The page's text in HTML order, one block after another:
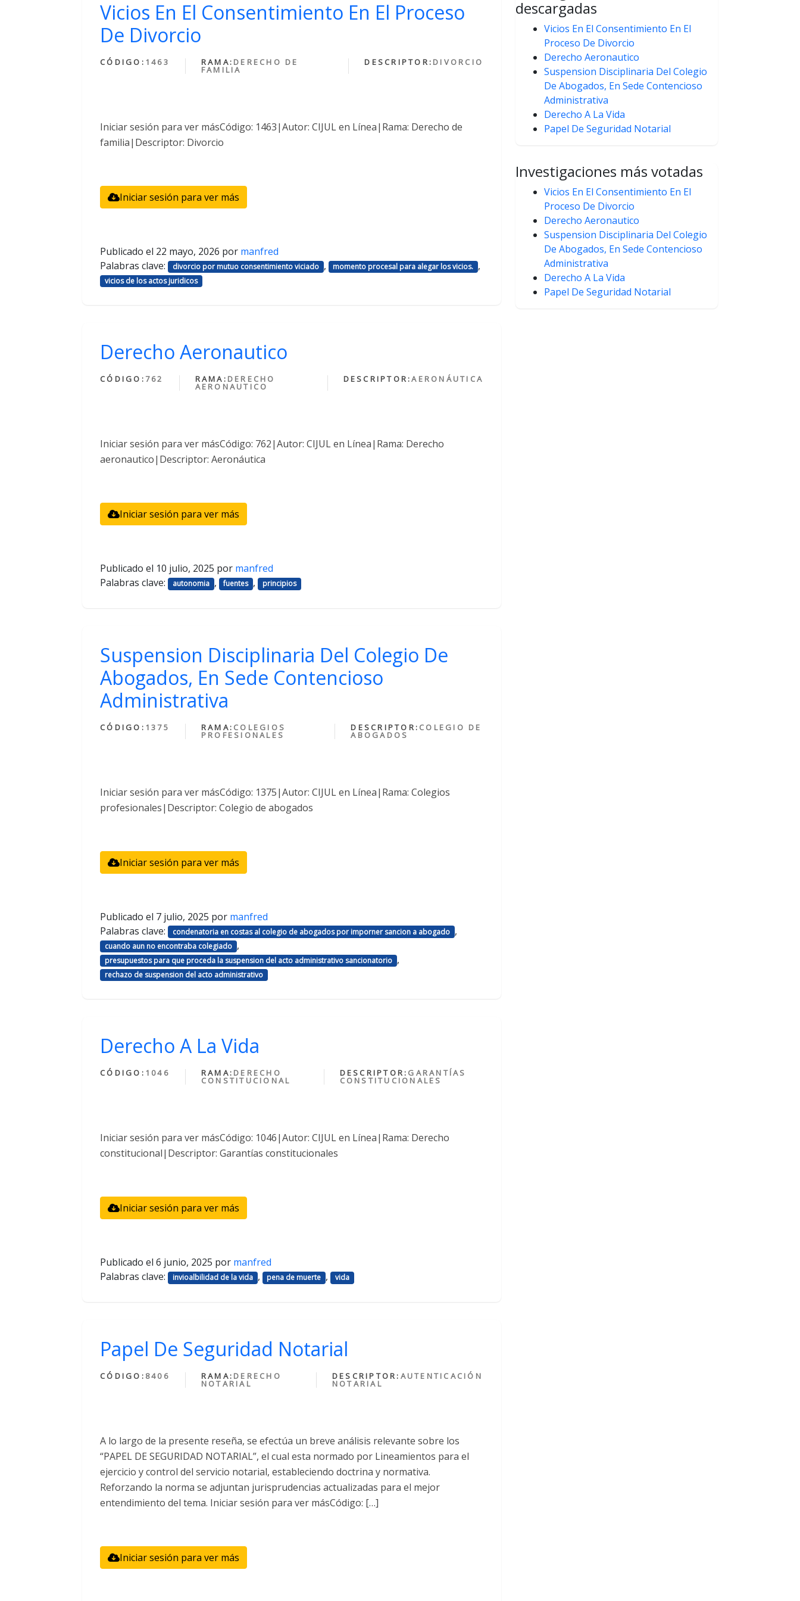
Vicios En El Consentimiento En El Proceso
De Divorcio
CÓDIGO: 1463 RAMA: DERECHO DE
FAMILIA
DESCRIPTOR: DIVORCIO
Iniciar sesión para ver másCódigo: 1463|Autor: CIJUL en Línea|Rama: Derecho de
familia|Descriptor: Divorcio
Iniciar sesión para ver más
Publicado el 22 mayo, 2026 por manfred
Palabras clave:
divorcio por mutuo consentimiento viciado , momento procesal para alegar los vicios. ,
vicios de los actos juridicos
Derecho Aeronautico
CÓDIGO: 762 RAMA: DERECHO
AERONAUTICO
DESCRIPTOR:AERONÁUTICA
Iniciar sesión para ver másCódigo: 762|Autor: CIJUL en Línea|Rama: Derecho
aeronautico|Descriptor: Aeronáutica
Iniciar sesión para ver más
Publicado el 10 julio, 2025 por manfred
Palabras clave:
autonomia , fuentes , principios
Suspension Disciplinaria Del Colegio De
Abogados, En Sede Contencioso
Administrativa
CÓDIGO: 1375 RAMA: COLEGIOS
PROFESIONALES
DESCRIPTOR: COLEGIO DE
ABOGADOS
Iniciar sesión para ver másCódigo: 1375|Autor: CIJUL en Línea|Rama: Colegios
profesionales|Descriptor: Colegio de abogados
Iniciar sesión para ver más
Publicado el 7 julio, 2025 por manfred
Palabras clave:
condenatoria en costas al colegio de abogados por imporner sancion a abogado ,
cuando aun no encontraba colegiado ,
presupuestos para que proceda la suspension del acto administrativo sancionatorio ,
rechazo de suspension del acto administrativo
Derecho A La Vida
CÓDIGO: 1046 RAMA: DERECHO
CONSTITUCIONAL
DESCRIPTOR: GARANTÍAS
CONSTITUCIONALES
Iniciar sesión para ver másCódigo: 1046|Autor: CIJUL en Línea|Rama: Derecho
constitucional|Descriptor: Garantías constitucionales
Iniciar sesión para ver más
Publicado el 6 junio, 2025 por manfred
Palabras clave:
invioalbilidad de la vida , pena de muerte , vida
Papel De Seguridad Notarial
CÓDIGO: 8406 RAMA: DERECHO
NOTARIAL
DESCRIPTOR: AUTENTICACIÓN
NOTARIAL
A lo largo de la presente reseña, se efectúa un breve análisis relevante sobre los
“PAPEL DE SEGURIDAD NOTARIAL”, el cual esta normado por Lineamientos para el
ejercicio y control del servicio notarial, estableciendo doctrina y normativa.
Reforzando la norma se adjuntan jurisprudencias actualizadas para el mejor
entendimiento del tema. Iniciar sesión para ver másCódigo: […]
Iniciar sesión para ver más
descargadas
Vicios En El Consentimiento En El
Proceso De Divorcio
Derecho Aeronautico
Suspension Disciplinaria Del Colegio
De Abogados, En Sede Contencioso
Administrativa
Derecho A La Vida
Papel De Seguridad Notarial
Investigaciones más votadas
Vicios En El Consentimiento En El
Proceso De Divorcio
Derecho Aeronautico
Suspension Disciplinaria Del Colegio
De Abogados, En Sede Contencioso
Administrativa
Derecho A La Vida
Papel De Seguridad Notarial